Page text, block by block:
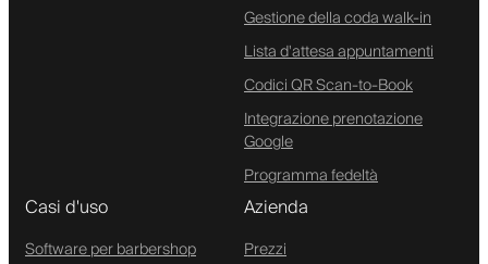
Gestione della coda walk-in
Lista d'attesa appuntamenti
Codici QR Scan-to-Book
Integrazione prenotazione
Google
Programma fedeltà
Casi d'uso
Software per barbershop
Azienda
Prezzi